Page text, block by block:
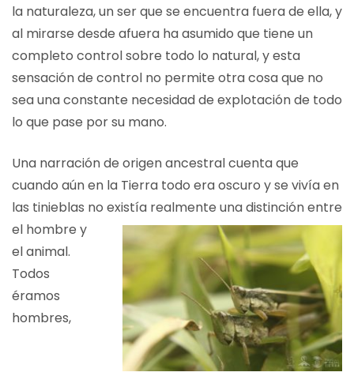
la naturaleza, un ser que se encuentra fuera de ella, y
al mirarse desde afuera ha asumido que tiene un
completo control sobre todo lo natural, y esta
sensación de control no permite otra cosa que no
sea una constante necesidad de explotación de todo
lo que pase por su mano.
Una narración de origen ancestral cuenta que
cuando aún en la Tierra todo era oscuro y se vivía en
las tinieblas no existía realmente una distinción entre
el hombre y
el animal.
Todos
éramos
hombres,